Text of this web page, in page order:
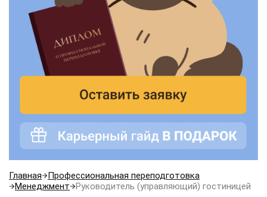
Главная
Профессиональная переподготовка
Менеджмент
Руководитель (управляющий) гостиницей